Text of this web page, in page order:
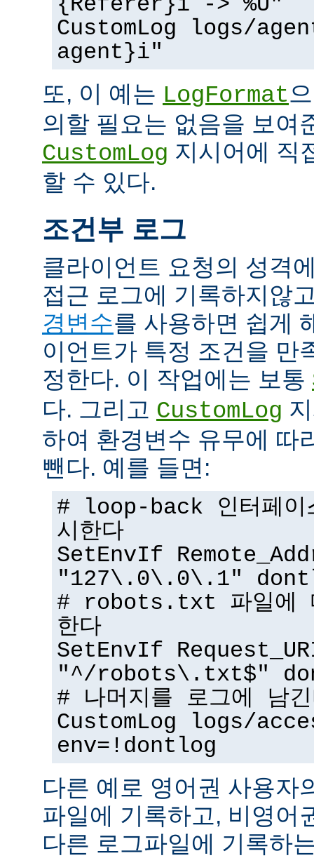
CustomLog logs/
agent}i"
또, 이 예는 LogFormat
의할 필요는 없음을 보여
CustomLog 지시어에 직
할 수 있다.
조건부 로그
클라이언트 요청의 성격
접근 로그에 기록하지않
경변수를 사용하면 쉽게
이언트가 특정 조건을 만
정한다. 이 작업에는 보통
다. 그리고 CustomLog
하여 환경변수 유무에 따
뺀다. 예를 들면:
# loop-back 인터페이
시한다
SetEnvIf
"127\.0\.0\.1"
# robots.txt 파일에
한다
SetEnvIf
"^/robots\.txt$"
# 나머지를 로그에 남
CustomLog logs/
env=!dontlog
다른 예로 영어권 사용자
파일에 기록하고, 비영어
다른 로그파일에 기록하